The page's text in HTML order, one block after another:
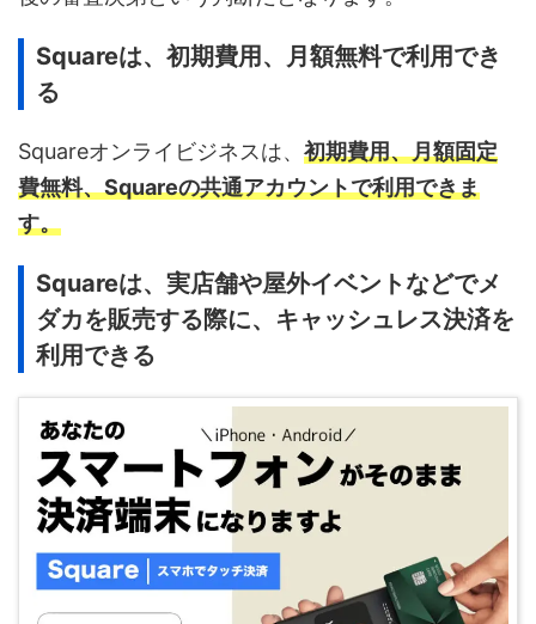
Squareは、初期費用、月額無料で利用でき
る
Squareオンライビジネスは、 初期費用、月額固定
費無料、Squareの共通アカウントで利用できま
す。
Squareは、実店舗や屋外イベントなどでメ
ダカを販売する際に、キャッシュレス決済を
利用できる